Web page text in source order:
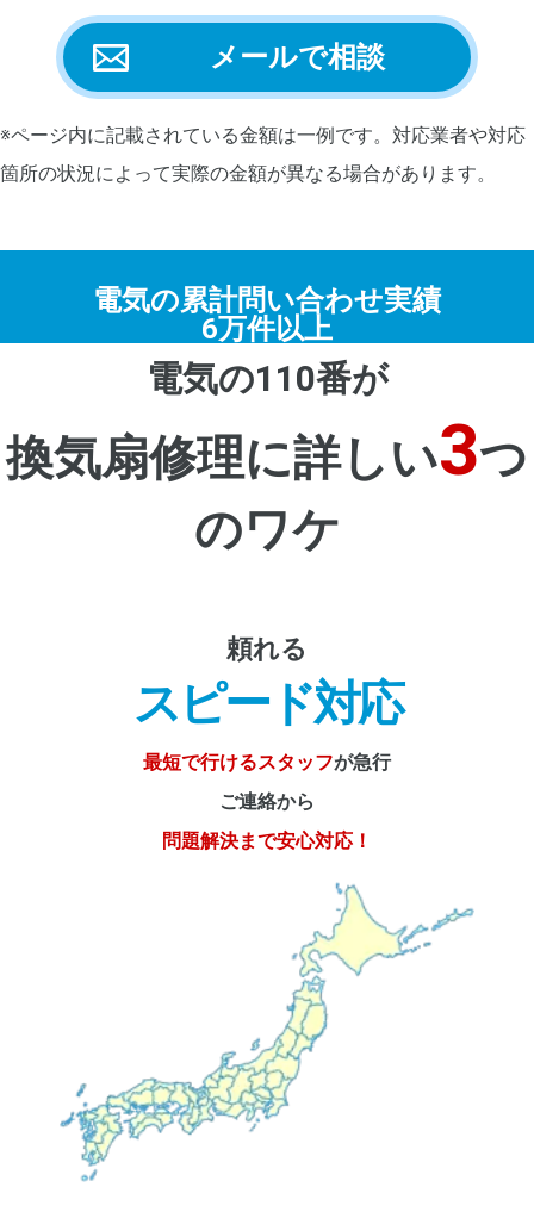
メールで相談
※ページ内に記載されている金額は一例です。対応業者や対応
箇所の状況によって実際の金額が異なる場合があります。
電気の累計問い合わせ実績
6万件以上
電気の110番が
換気扇修理に詳しい3つ
のワケ
頼れる
スピード対応
最短で行けるスタッフが急行
ご連絡から
問題解決まで安心対応！